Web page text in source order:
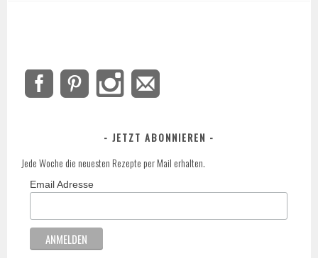
JETZT ABONNIEREN
Jede Woche die neuesten Rezepte per Mail erhalten.
Email Adresse